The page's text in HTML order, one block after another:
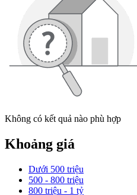
Không có kết quả nào phù hợp
Khoảng giá
Dưới 500 triệu
500 - 800 triệu
800 triệu - 1 tỷ